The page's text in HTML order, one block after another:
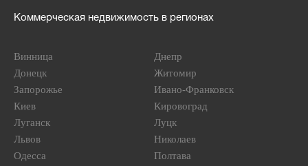
Коммерческая недвижимость в регионах
Винница
Днепр
Донецк
Житомир
Запорожье
Ивано-Франковск
Киев
Кировоград
Луганск
Луцк
Львов
Николаев
Одесса
Полтава